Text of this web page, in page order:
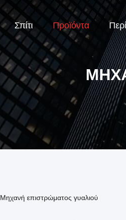
Σπίτι Προϊόντα
Μηχανή επιστρώματος γυαλιού